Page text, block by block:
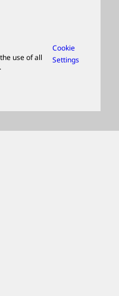
use of all
Cookie
Settings